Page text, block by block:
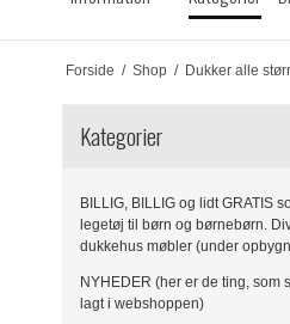
Forside / Shop / Dukker alle
Kategorier
BILLIG, BILLIG og lidt GRATIS
legetøj til børn og børnebørn.
dukkehus møbler (under
NYHEDER (her er de ting, som
lagt i webshoppen)